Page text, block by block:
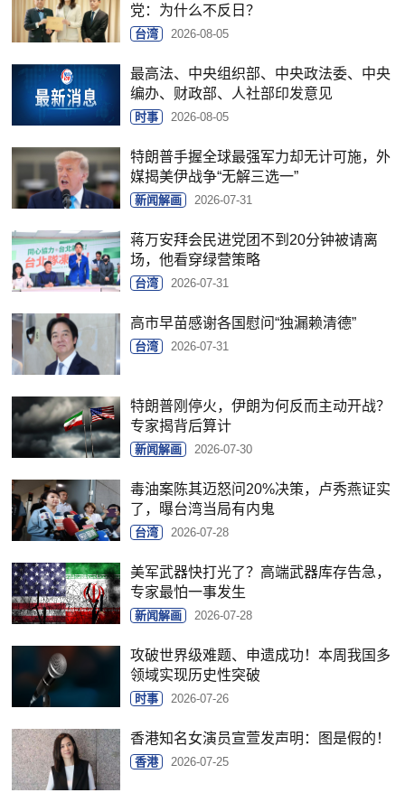
党：为什么不反日？
台湾 2026-08-05
最高法、中央组织部、中央政法委、中央
编办、财政部、人社部印发意见
时事 2026-08-05
特朗普手握全球最强军力却无计可施，外
媒揭美伊战争“无解三选一”
新闻解画 2026-07-31
蒋万安拜会民进党团不到20分钟被请离
场，他看穿绿营策略
台湾 2026-07-31
高市早苗感谢各国慰问“独漏赖清德”
台湾 2026-07-31
特朗普刚停火，伊朗为何反而主动开战？
专家揭背后算计
新闻解画 2026-07-30
毒油案陈其迈怒问20%决策，卢秀燕证实
了，曝台湾当局有内鬼
台湾 2026-07-28
美军武器快打光了？高端武器库存告急，
专家最怕一事发生
新闻解画 2026-07-28
攻破世界级难题、申遗成功！本周我国多
领域实现历史性突破
时事 2026-07-26
香港知名女演员宣萱发声明：图是假的！
香港 2026-07-25